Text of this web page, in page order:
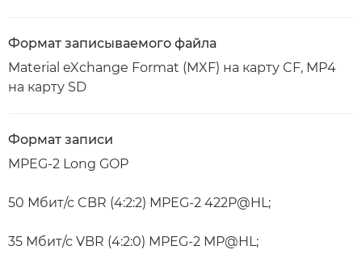
Формат записываемого файла
Material eXchange Format (MXF) на карту CF, MP4
на карту SD
Формат записи
MPEG-2 Long GOP
50 Мбит/с CBR (4:2:2) MPEG-2 422P@HL;
35 Мбит/с VBR (4:2:0) MPEG-2 MP@HL;